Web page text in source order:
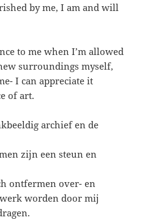
by me, I am and will
to me when I’m allowed
surroundings myself,
I can appreciate it
of art.
archief en de
zijn een steun en
ontfermen over- en
worden door mij